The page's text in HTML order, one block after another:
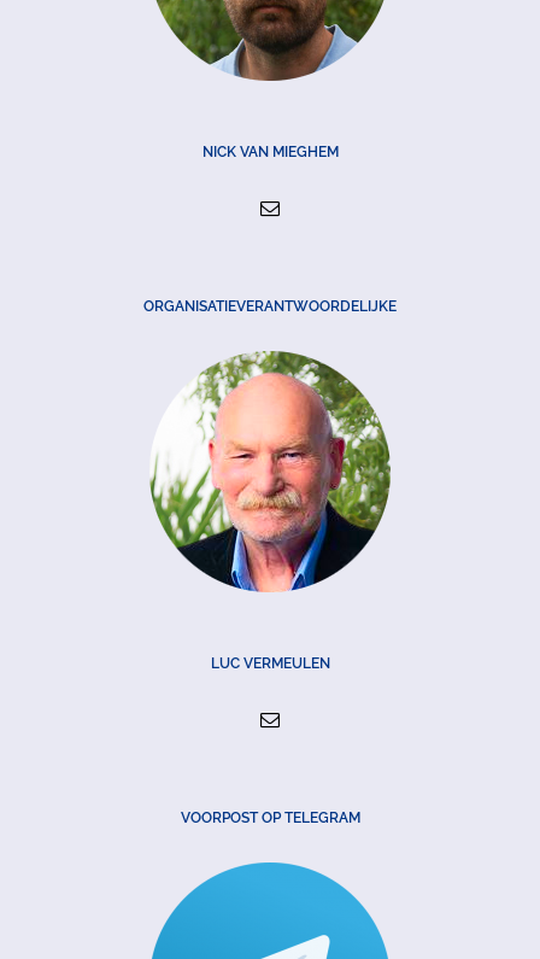
NICK VAN MIEGHEM
ORGANISATIEVERANTWOORDELIJKE
LUC VERMEULEN
VOORPOST OP TELEGRAM